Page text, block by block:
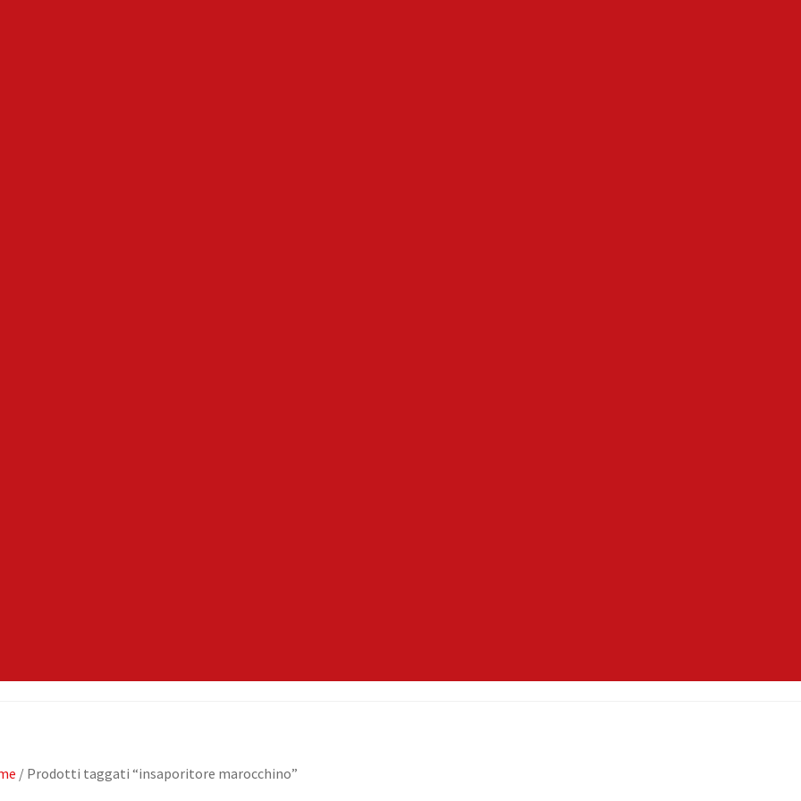
/ Prodotti taggati “insaporitore marocchino”